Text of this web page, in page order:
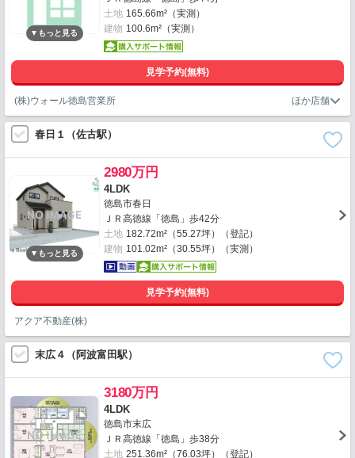
土地 165.66m²（実測）
建物 100.6m²（実測）
見学予約(無料)
(株)ウォール徳島営業所
春日１（佐古駅）
2980万円
4LDK
徳島市春日
ＪＲ高徳線「徳島」歩42分
土地 182.72m²（55.27坪）（登記）
建物 101.02m²（30.55坪）（実測）
見学予約(無料)
アクア不動産(株)
末広４（阿波富田駅）
3180万円
4LDK
徳島市末広
ＪＲ高徳線「徳島」歩38分
土地 251.36m²（76.03坪）（登記）